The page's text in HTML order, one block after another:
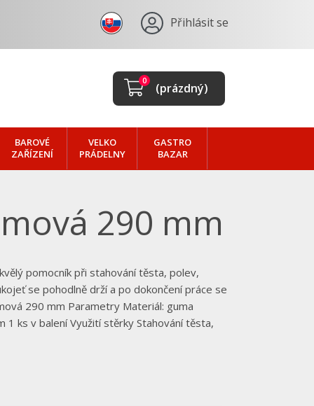
Přihlásit se
(prázdný)
0
BAROVÉ
ZAŘÍZENÍ
VELKO
PRÁDELNY
GASTRO
BAZAR
290 mm
pomocník při stahování těsta, polev,
se pohodlně drží a po dokončení práce se
290 mm Parametry Materiál: guma
1 ks v balení Využití stěrky Stahování těsta,